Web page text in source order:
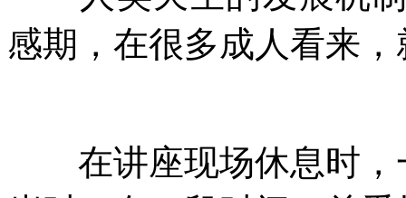
感期，在很多成人看来
在讲座现场休息时，